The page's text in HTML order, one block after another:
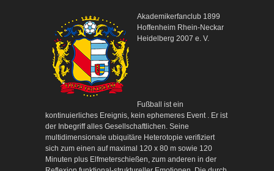
Akademikerfanclub 1899
Hoffenheim Rhein-Neckar
Heidelberg 2007 e. V.
Fußball ist ein
kontinuierliches Ereignis, kein ephemeres Event . Er ist
der Inbegriff alles Gesellschaftlichen. Seine
multidimensionale ubiquitäre Heterotopie verifiziert
sich zum einen auf maximal 120 x 80 m sowie 120
Minuten plus Elfmeterschießen, zum anderen in der